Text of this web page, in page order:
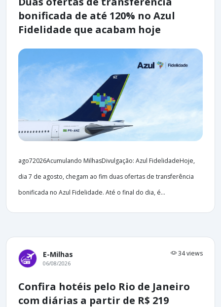
bonificada de até 120% no Azul
Fidelidade que acabam hoje
ago72026Acumulando MilhasDivulgação: Azul FidelidadeHoje,
dia 7 de agosto, chegam ao fim duas ofertas de transferência
bonificada no Azul Fidelidade. Até o final do dia, é...
E-Milhas 34 views
06/08/2026
Confira hotéis pelo Rio de Janeiro
com diárias a partir de R$ 219